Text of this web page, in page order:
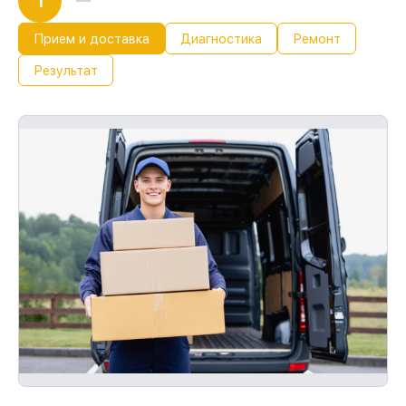
Прием и доставка Диагностика Ремонт
Результат